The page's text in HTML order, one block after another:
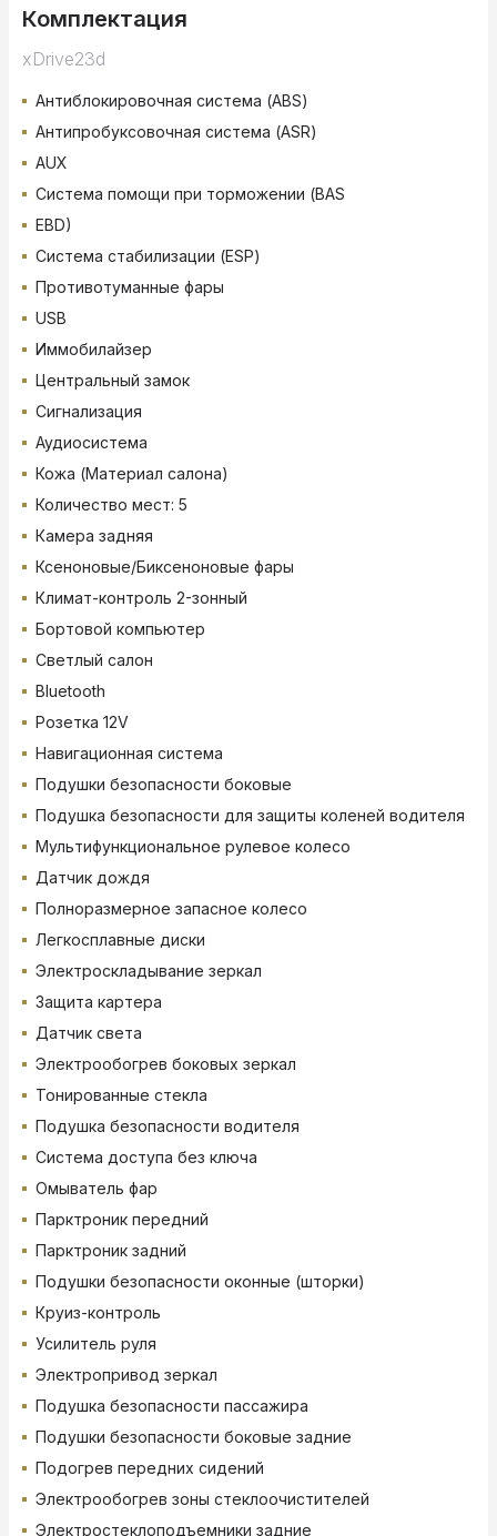
Комплектация
xDrive23d
Антиблокировочная система (ABS)
Антипробуксовочная система (ASR)
AUX
Система помощи при торможении (BAS
EBD)
Система стабилизации (ESP)
Противотуманные фары
USB
Иммобилайзер
Центральный замок
Сигнализация
Аудиосистема
Кожа (Материал салона)
Количество мест: 5
Камера задняя
Ксеноновые/Биксеноновые фары
Климат-контроль 2-зонный
Бортовой компьютер
Светлый салон
Bluetooth
Розетка 12V
Навигационная система
Подушки безопасности боковые
Подушка безопасности для защиты коленей водителя
Мультифункциональное рулевое колесо
Датчик дождя
Полноразмерное запасное колесо
Легкосплавные диски
Электроскладывание зеркал
Защита картера
Датчик света
Электрообогрев боковых зеркал
Тонированные стекла
Подушка безопасности водителя
Система доступа без ключа
Омыватель фар
Парктроник передний
Парктроник задний
Подушки безопасности оконные (шторки)
Круиз-контроль
Усилитель руля
Электропривод зеркал
Подушка безопасности пассажира
Подушки безопасности боковые задние
Подогрев передних сидений
Электрообогрев зоны стеклоочистителей
Электростеклоподъемники задние